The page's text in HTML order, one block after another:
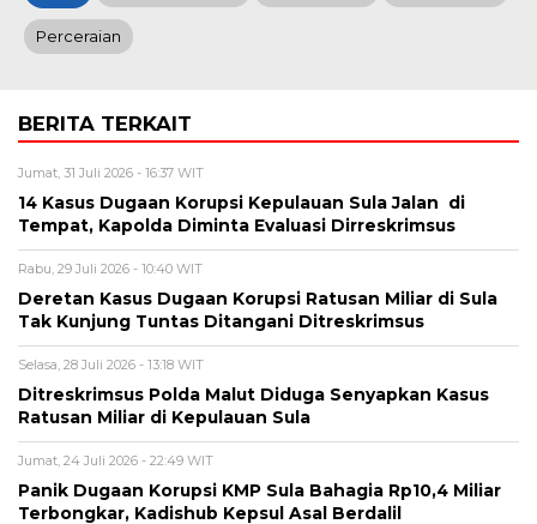
Perceraian
BERITA TERKAIT
Jumat, 31 Juli 2026 - 16:37 WIT
14 Kasus Dugaan Korupsi Kepulauan Sula Jalan di
Tempat, Kapolda Diminta Evaluasi Dirreskrimsus
Rabu, 29 Juli 2026 - 10:40 WIT
Deretan Kasus Dugaan Korupsi Ratusan Miliar di Sula
Tak Kunjung Tuntas Ditangani Ditreskrimsus
Selasa, 28 Juli 2026 - 13:18 WIT
Ditreskrimsus Polda Malut Diduga Senyapkan Kasus
Ratusan Miliar di Kepulauan Sula
Jumat, 24 Juli 2026 - 22:49 WIT
Panik Dugaan Korupsi KMP Sula Bahagia Rp10,4 Miliar
Terbongkar, Kadishub Kepsul Asal Berdalil